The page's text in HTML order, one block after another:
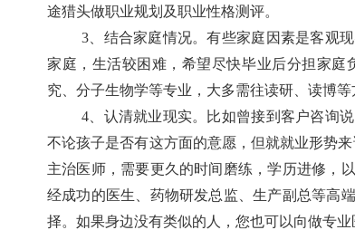
途猎头做职业规划及职业性格测评。
3 、结合家庭情况。有些家庭因素是客观
家庭，生活较困难，希望尽快毕业后分担家
究、分子生物学等专业，大多需往读研、读博
4 、认清就业现实。比如曾接到客户咨询
不论孩子是否有这方面的意愿，但就就业形势
主治医师，需要更久的时间磨练，学历进修，
经成功的医生、药物研发总监、生产副总等高
择。如果身边没有类似的人，您也可以向做专